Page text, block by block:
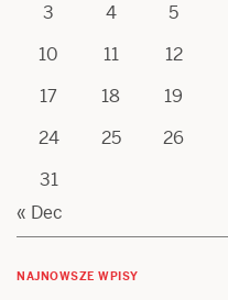
3
4 5
10
11 12
17
18 19
24
25 26
31
« Dec
NAJNOWSZE WPISY